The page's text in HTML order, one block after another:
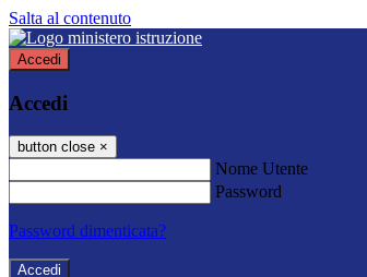
Salta al contenuto
Accedi
Accedi
button close ×
Nome Utente
Password
Password dimenticata?